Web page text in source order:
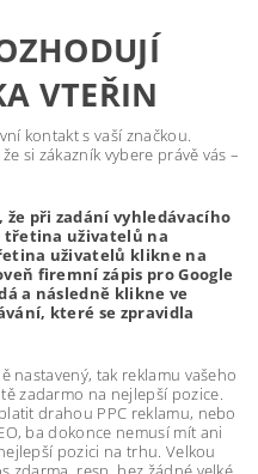
VTEŘIN
kontakt s vaší značkou.
si zákazník vybere právě vás –
při zadání vyhledávacího
třetina uživatelů na
uživatelů klikne na
firemní zápis pro Google
a následně klikne ve
které se zpravidla
nastavený, tak reklamu vašeho
zadarmo na nejlepší pozice.
drahou PPC reklamu, nebo
ba dokonce nemusí mít ani
pozici na trhu. Velkou